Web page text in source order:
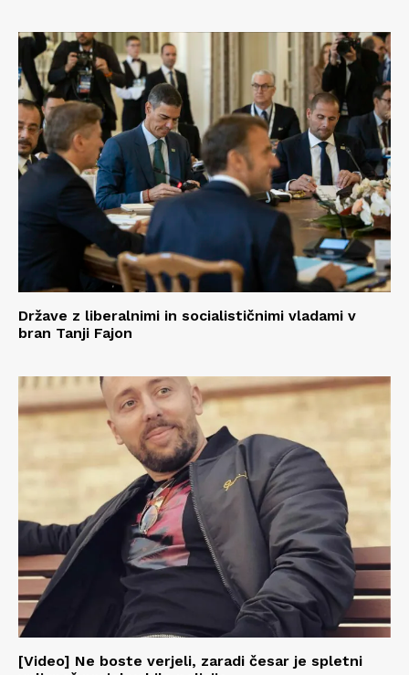
Države z liberalnimi in socialističnimi vladami v
bran Tanji Fajon
[Video] Ne boste verjeli, zaradi česar je spletni